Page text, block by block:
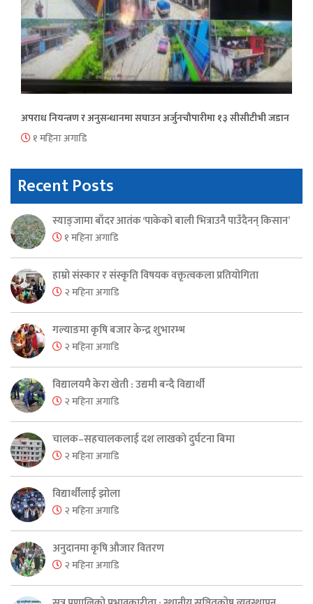
अपराध नियन्त्रण र अनुसन्धानमा सघाउन अर्जुनचौपारीमा १३ सीसीटीभी जडान
१ महिना अगाडि
Recent Posts
स्याङ्जामा बाँदर आतंक ‘पाकेको बाली भित्राउनै पाउँदैनन् किसान’
१ महिना अगाडि
हाम्रो संस्कार र संस्कृति विषयक वक्तृत्वकला प्रतियोगिता
२ महिना अगाडि
गल्याङमा कृषि बजार केन्द्र शुभारम्भ
२ महिना अगाडि
विद्यालयमै केरा खेती : उद्यमी बन्दै विद्यार्थी
२ महिना अगाडि
चालक–सहचालकलाई दश लाखको दुर्घटना बिमा
२ महिना अगाडि
विद्यार्थीलाई झोला
२ महिना अगाडि
अनुदानमा कृषि औजार वितरण
२ महिना अगाडि